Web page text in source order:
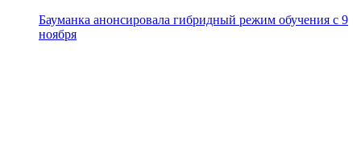
Бауманка анонсировала гибридный режим обучения с 9
ноября